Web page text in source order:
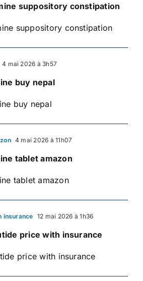
suppository constipation
suppository constipation
4 mai 2026 à 3h57
buy nepal
buy nepal
4 mai 2026 à 11h07
tablet amazon
tablet amazon
insurance 12 mai 2026 à 1h36
price with insurance
price with insurance